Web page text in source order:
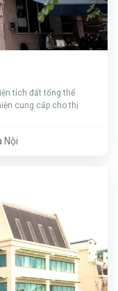
tích đất tổng thể
cung cấp cho thị
Nội